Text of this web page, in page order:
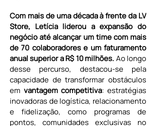
Com mais de uma década à frente da LV
Store, Letícia liderou a expansão do
negócio até alcançar um time com mais
de 70 colaboradores e um faturamento
anual superior a R$ 10 milhões. Ao longo
desse percurso, destacou-se pela
capacidade de transformar obstáculos
em vantagem competitiva: estratégias
inovadoras de logística, relacionamento
e fidelização, como programas de
pontos, comunidades exclusivas no